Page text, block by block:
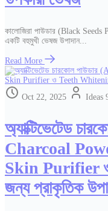
কালোজিরা পাউডার (Black Seeds
একটি বহুমুখী ভেষজ উপাদান...
Read More
Oct 22, 2025 Ideas
অ্যাক্টিভেটেড
Charcoal
Skin Purifier
জন্য প্রাকৃতিক